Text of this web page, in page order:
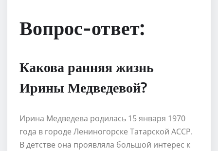
Вопрос-ответ:
Какова ранняя жизнь
Ирины Медведевой?
Ирина Медведева родилась 15 января 1970
года в городе Лениногорске Татарской АССР.
В детстве она проявляла большой интерес к